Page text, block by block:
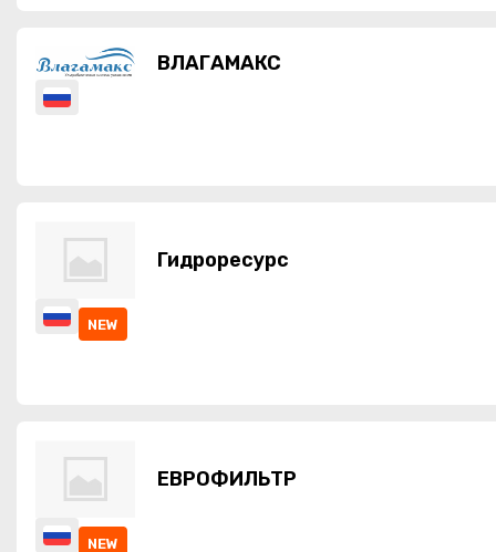
ВЛАГАМАКС
Гидроресурс
NEW
ЕВРОФИЛЬТР
NEW